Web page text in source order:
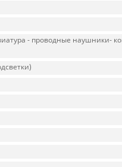
- проводные наушники-